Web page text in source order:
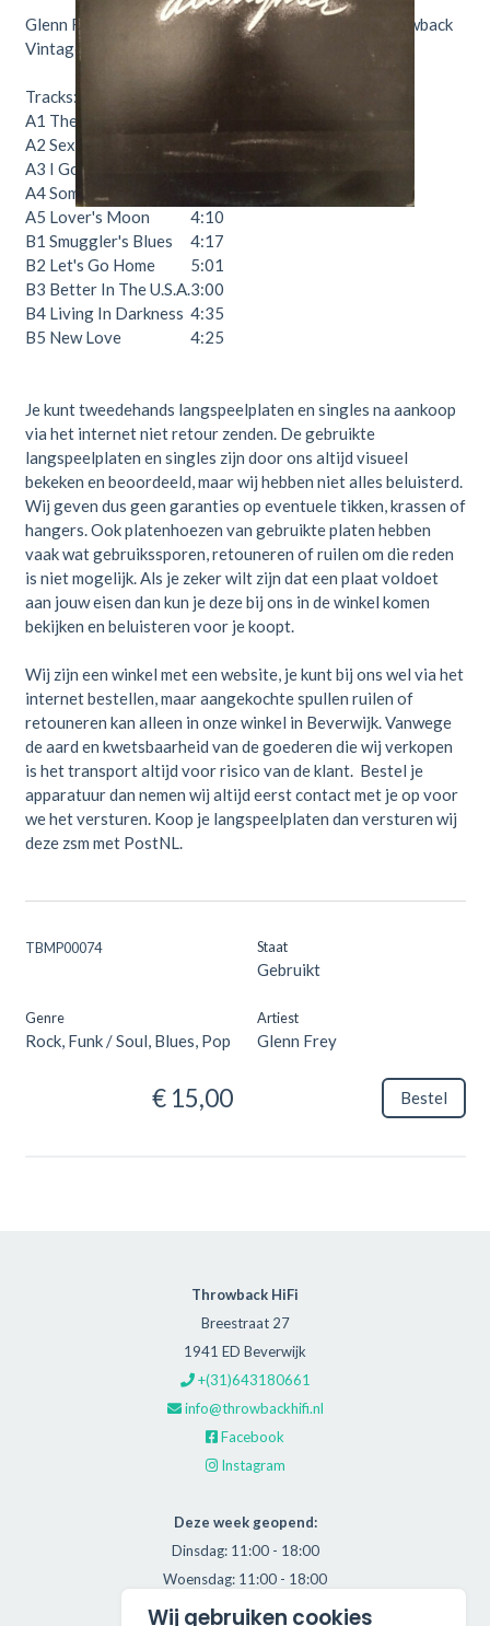
Glenn Frey – The Allnighter. Nu verkrijgbaar bij Throwback
Vintage Hifi & Vinyl.
Tracks:
A1 The Allnighter
4:22
A2 Sexy Girl
A3 I Got Love
3:49
A4Somebody Else
6:00
A5 Lover's Moon
4:10
B1 Smuggler's Blues
4:17
B2 Let's Go Home
5:01
B3 Better In The U.S.A.3:00
B4 Living In Darkness 4:35
B5 New Love 4:25
Je kunt tweedehands langspeelplaten en singles na aankoop
via het internet niet retour zenden. De gebruikte
langspeelplaten en singles zijn door ons altijd visueel
bekeken en beoordeeld, maar wij hebben niet alles beluisterd.
Wij geven dus geen garanties op eventuele tikken, krassen of
hangers. Ook platenhoezen van gebruikte platen hebben
vaak wat gebruikssporen, retouneren of ruilen om die reden
is niet mogelijk. Als je zeker wilt zijn dat een plaat voldoet
aan jouw eisen dan kun je deze bij ons in de winkel komen
bekijken en beluisteren voor je koopt.
Wij zijn een winkel met een website, je kunt bij ons wel via het
internet bestellen, maar aangekochte spullen ruilen of
retouneren kan alleen in onze winkel in Beverwijk. Vanwege
de aard en kwetsbaarheid van de goederen die wij verkopen
is het transport altijd voor risico van de klant. Bestel je
apparatuur dan nemen wij altijd eerst contact met je op voor
we het versturen. Koop je langspeelplaten dan versturen wij
deze zsm met PostNL.
TBMP00074 Staat
Gebruikt
Genre
Rock, Funk / Soul, Blues, Pop
Artiest
Glenn Frey
€ 15,00 Bestel
Throwback HiFi
Breestraat 27
1941 ED Beverwijk
+(31)643180661
info@throwbackhifi.nl
Facebook
Instagram
Deze week geopend:
Dinsdag: 11:00 - 18:00
Woensdag: 11:00 - 18:00
Donderdag: 11:00 - 21:00
Wij gebruiken cookies